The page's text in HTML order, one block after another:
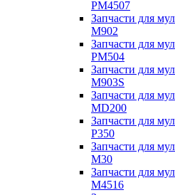
PM4507
Запчасти для
M902
Запчасти для
PM504
Запчасти для
M903S
Запчасти для
MD200
Запчасти для
P350
Запчасти для
M30
Запчасти для
M4516